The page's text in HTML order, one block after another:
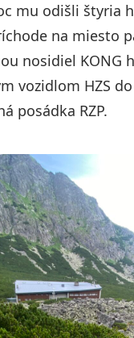
mu odišli štyria
na
nosidiel KONG
vozidlom HZS
posádka RZP.